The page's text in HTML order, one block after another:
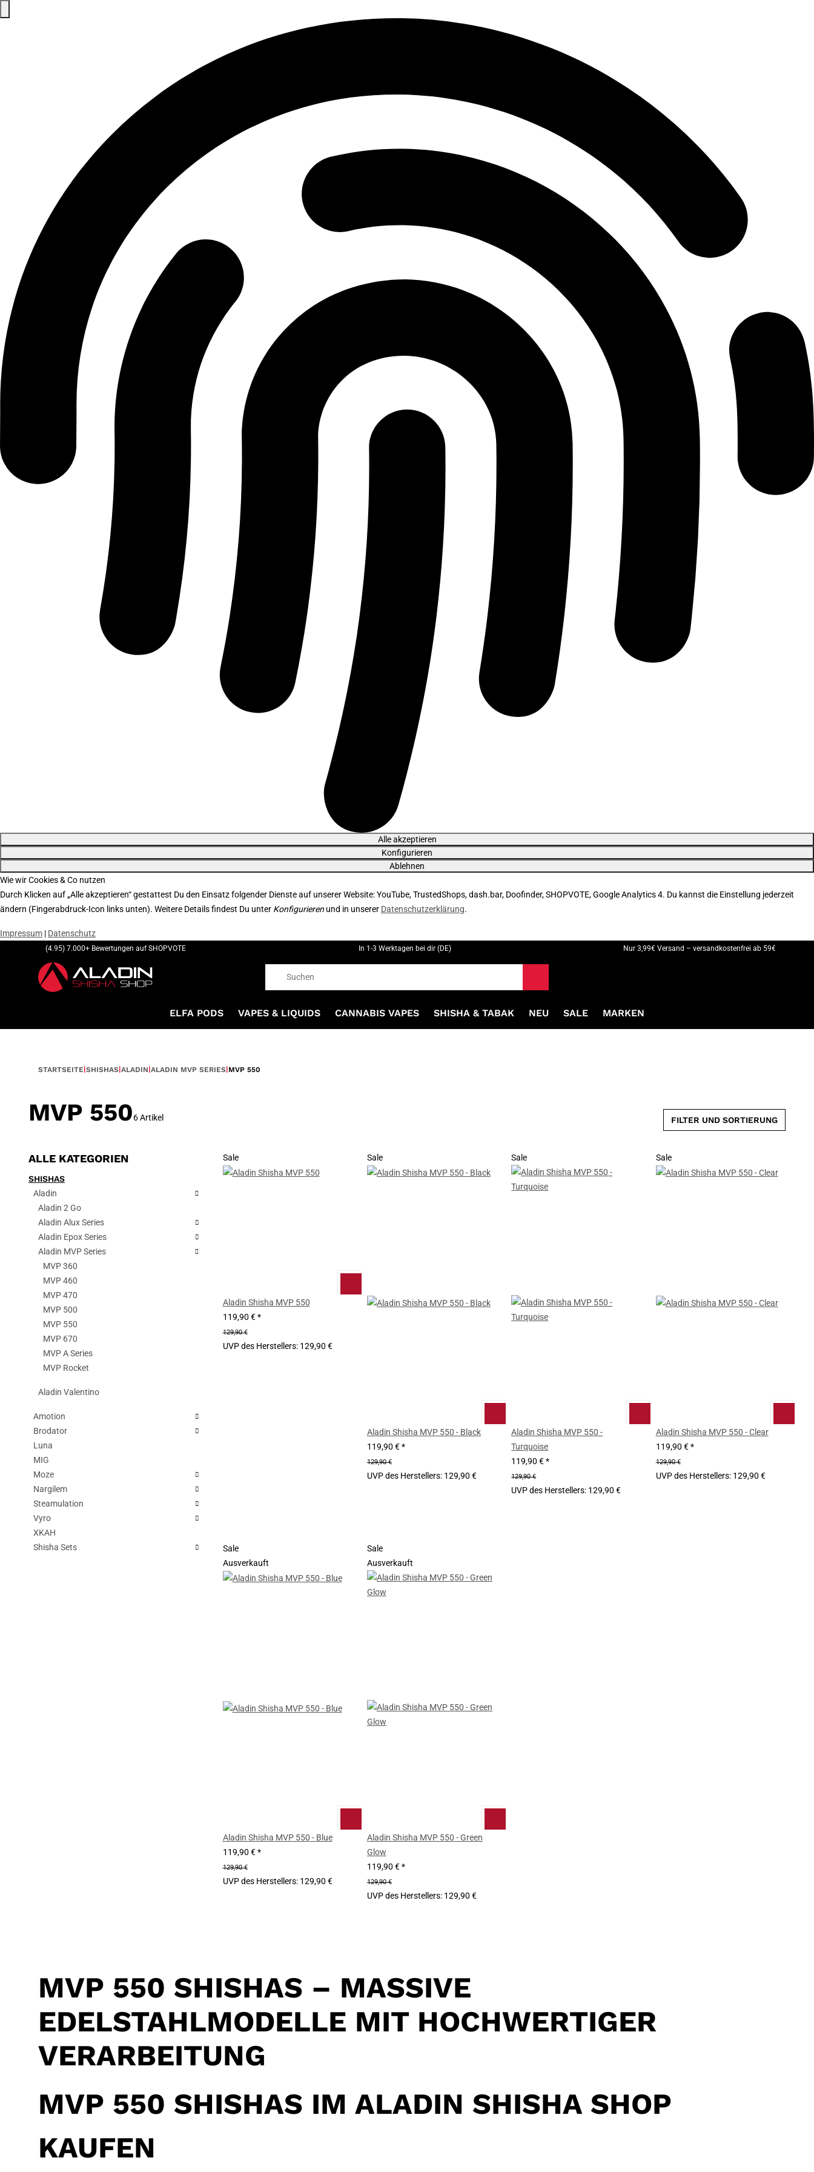
Alle akzeptieren
Konfigurieren
Ablehnen
Wie wir Cookies & Co nutzen
Durch Klicken auf „Alle akzeptieren“ gestattest Du den Einsatz folgender Dienste auf unserer Website: YouTube, TrustedShops, dash.bar, Doofinder, SHOPVOTE, Google Analytics 4. Du kannst die Einstellung jederzeit
ändern (Fingerabdruck-Icon links unten). Weitere Details findest Du unter Konfigurieren und in unserer Datenschutzerklärung.
Impressum | Datenschutz
(4.95) 7.000+ Bewertungen auf SHOPVOTE In 1-3 Werktagen bei dir (DE) Nur 3,99€ Versand – versandkostenfrei ab 59€
ELFA PODS VAPES & LIQUIDS CANNABIS VAPES SHISHA & TABAK NEU SALE MARKEN
STARTSEITE SHISHAS ALADIN ALADIN MVP SERIES MVP 550
Sale
Aladin Shisha MVP 550
119,90 €*
129,90 €
UVP des Herstellers: 129,90 €
Sale
Aladin Shisha MVP 550 - Black
119,90 €*
129,90 €
UVP des Herstellers: 129,90 €
Sale
Aladin Shisha MVP 550 -
Turquoise
119,90 €*
129,90 €
UVP des Herstellers: 129,90 €
Sale
Aladin Shisha MVP 550 - Clear
119,90 €*
129,90 €
UVP des Herstellers: 129,90 €
Sale
Ausverkauft
Aladin Shisha MVP 550 - Blue
119,90 €*
129,90 €
UVP des Herstellers: 129,90 €
Sale
Ausverkauft
Aladin Shisha MVP 550 - Green
Glow
119,90 €*
129,90 €
UVP des Herstellers: 129,90 €
ALLE KATEGORIEN
SHISHAS
Aladin
Aladin 2 Go
Aladin Alux Series
Aladin Epox Series
Aladin MVP Series
MVP 360
MVP 460
MVP 470
MVP 500
MVP 550
MVP 670
MVP A Series
MVP Rocket
Aladin Valentino
Amotion
Brodator
Luna
MIG
Moze
Nargilem
Steamulation
Vyro
XKAH
Shisha Sets
MVP 5506 Artikel FILTER UND SORTIERUNG
MVP 550 SHISHAS – MASSIVE
EDELSTAHLMODELLE MIT HOCHWERTIGER
VERARBEITUNG
MVP 550 SHISHAS IM ALADIN SHISHA SHOP
KAUFEN